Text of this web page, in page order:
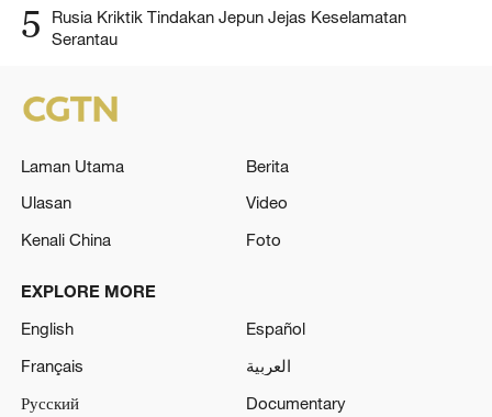
5
Rusia Kriktik Tindakan Jepun Jejas Keselamatan
Serantau
Laman Utama
Berita
Ulasan
Video
Kenali China
Foto
EXPLORE MORE
English
Español
Français
العربية
Русский
Documentary